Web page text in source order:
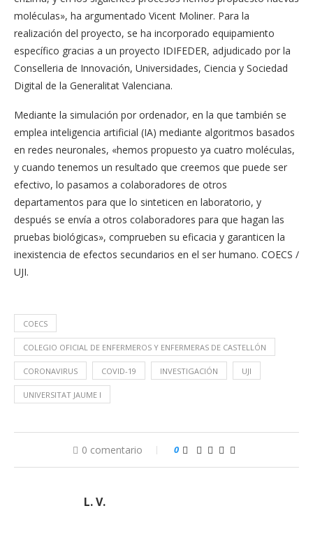
moléculas», ha argumentado Vicent Moliner. Para la
realización del proyecto, se ha incorporado equipamiento
específico gracias a un proyecto IDIFEDER, adjudicado por la
Conselleria de Innovación, Universidades, Ciencia y Sociedad
Digital de la Generalitat Valenciana.
Mediante la simulación por ordenador, en la que también se
emplea inteligencia artificial (IA) mediante algoritmos basados ​​
en redes neuronales, «hemos propuesto ya cuatro moléculas,
y cuando tenemos un resultado que creemos que puede ser
efectivo, lo pasamos a colaboradores de otros
departamentos para que lo sinteticen en laboratorio, y
después se envía a otros colaboradores para que hagan las
pruebas biológicas», comprueben su eficacia y garanticen la
inexistencia de efectos secundarios en el ser humano. COECS /
UJI.
COECS
COLEGIO OFICIAL DE ENFERMEROS Y ENFERMERAS DE CASTELLÓN
CORONAVIRUS COVID-19 INVESTIGACIÓN UJI
UNIVERSITAT JAUME I
0 comentario 0
L. V.